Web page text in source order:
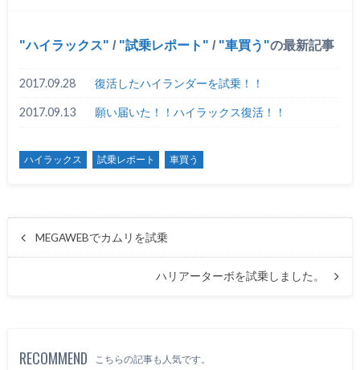
ハイラックス / 試乗レポート / 車買う の最新記事
2017.09.28 復活したハイランダーを試乗！！
2017.09.13 願い届いた！！ハイラックス復活！！
ハイラックス 試乗レポート 車買う
MEGAWEBでカムリを試乗
ハリアーターボを試乗しました。
RECOMMEND こちらの記事も人気です。